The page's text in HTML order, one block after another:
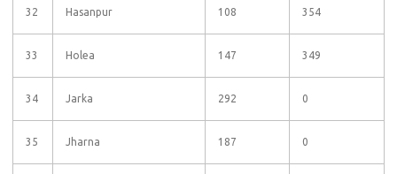
32 Hasanpur 108 354
33 Holea 147 349
34 Jarka 292 0
35 Jharna 187 0